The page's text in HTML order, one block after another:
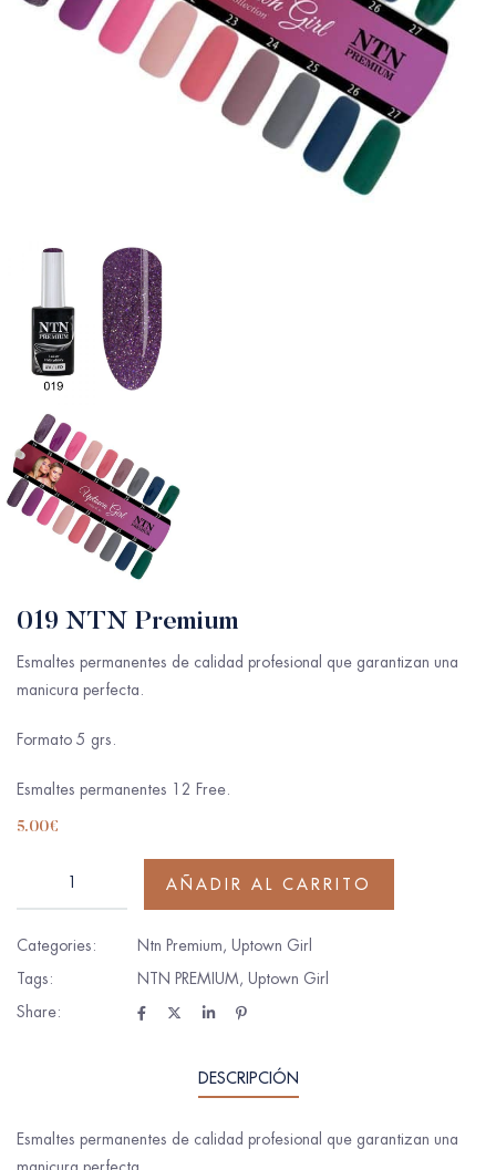
019 NTN Premium
Esmaltes permanentes de calidad profesional que garantizan una
manicura perfecta.
Formato 5 grs.
Esmaltes permanentes 12 Free.
5.00€
AÑADIR AL CARRITO
Categories: Ntn Premium, Uptown Girl
Tags:
NTN PREMIUM, Uptown Girl
Share:
DESCRIPCIÓN
Esmaltes permanentes de calidad profesional que garantizan una